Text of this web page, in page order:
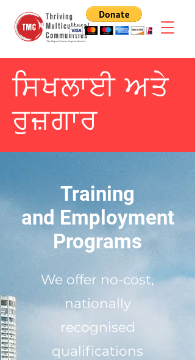
ਸਿਖਲਾਈ ਅਤੇ
ਰੁਜ਼ਗਾਰ
Training
and Employment
Programs
We offer no-cost,
nationally
recognised
qualifications